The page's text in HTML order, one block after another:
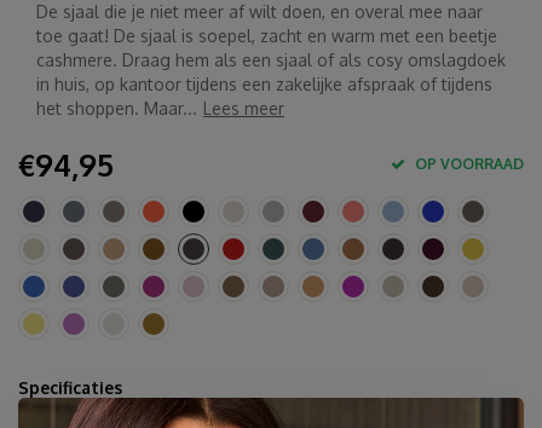
De sjaal die je niet meer af wilt doen, en overal mee naar
toe gaat! De sjaal is soepel, zacht en warm met een beetje
cashmere. Draag hem als een sjaal of als cosy omslagdoek
in huis, op kantoor tijdens een zakelijke afspraak of tijdens
het shoppen. Maar... Lees meer
€94,95 OP VOORRAAD
Specificaties